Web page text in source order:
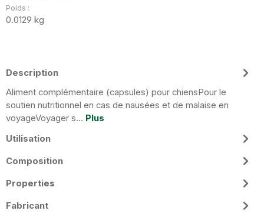
Poids :
0.0129 kg
Description
Aliment complémentaire (capsules) pour chiensPour le
soutien nutritionnel en cas de nausées et de malaise en
voyageVoyager s… Plus
Utilisation
Composition
Properties
Fabricant